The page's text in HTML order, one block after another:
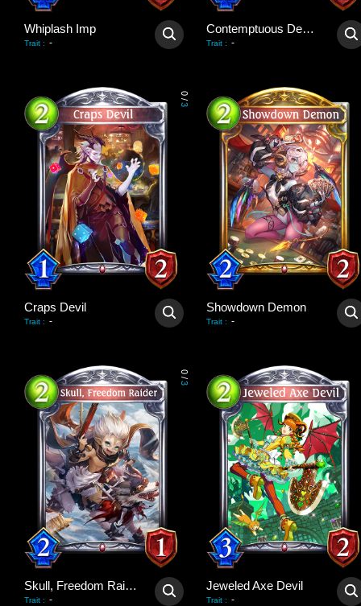
Whiplash Imp
Trait : -
Contemptuous Demon
Trait : -
0
/
3
Craps Devil
Trait : -
Showdown Demon
Trait : -
0
/
3
Skull, Freedom Raider
Trait : -
Jeweled Axe Devil
Trait : -